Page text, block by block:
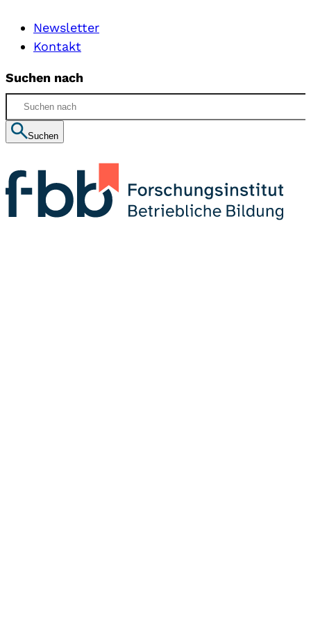
Newsletter
Kontakt
Suchen nach
Suchen